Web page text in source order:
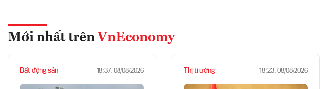
Mới nhất trên VnEconomy
Bất động sản 18:37, 08/08/2026 Thị trường 18:23, 08/08/2026